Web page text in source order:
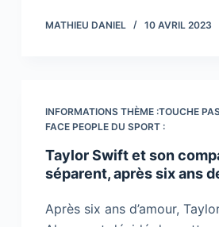
MATHIEU DANIEL 10 AVRIL 2023
INFORMATIONS THÈME :TOUCHE
FACE PEOPLE DU SPORT :
Taylor Swift et son
séparent, après six ans
Après six ans d’amour,